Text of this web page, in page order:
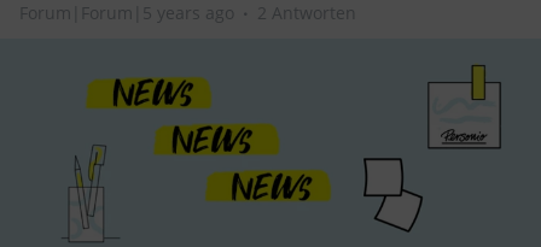
Forum|Forum|5 years ago 2 Antworten